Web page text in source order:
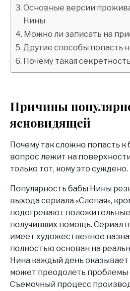
Основные версии
Нины
Можно ли записать на
Другие способы попасть
Почему такая секретность
Причины
ясновидящей
Почему так сложно попасть к
вопрос лежит на
только тот, кому это суждено.
Популярность бабы Нины
выхода сериала «Слепая»,
подогревают
получивших помощь. Сериал
имеет художественное
полностью основан на
Нина каждый день
может преодолеть проблемы
Съемочный процесс